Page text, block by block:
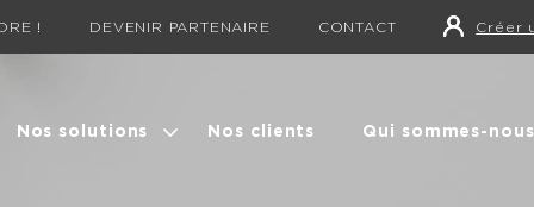
! DEVENIR PARTENAIRE CONTACT Créer
Nos solutions Nos clients Qui sommes-